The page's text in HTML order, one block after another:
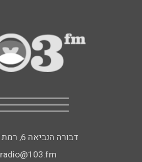
דבורה הנביאה 6, רמת השרון
radio@103.fm